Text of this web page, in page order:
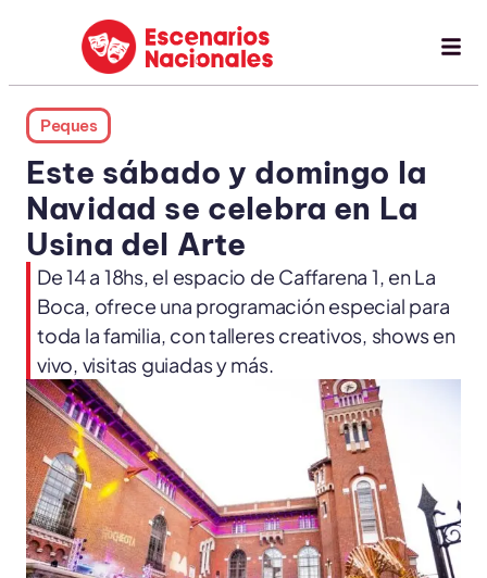
Peques
Este sábado y domingo la
Navidad se celebra en La
Usina del Arte
De 14 a 18hs, el espacio de Caffarena 1, en La
Boca, ofrece una programación especial para
toda la familia, con talleres creativos, shows en
vivo, visitas guiadas y más.